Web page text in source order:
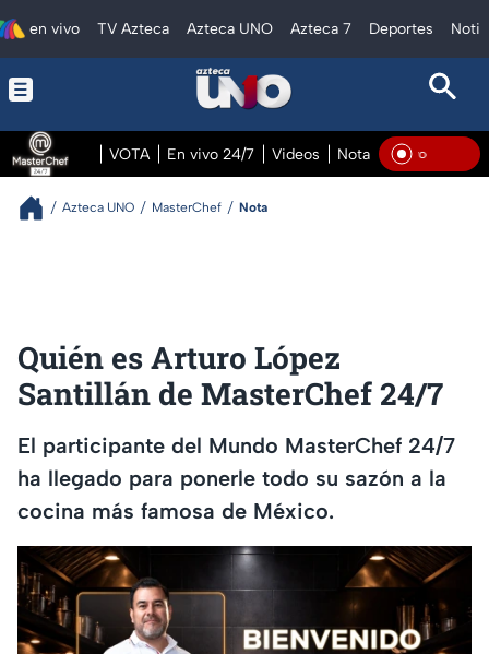
en vivo TV Azteca Azteca UNO Azteca 7 Deportes
VOTA En vivo 24/7 Videos Notas En vivo En
Azteca UNO MasterChef Nota
Quién es Arturo López
Santillán de MasterChef 24/7
El participante del Mundo MasterChef 24/7
ha llegado para ponerle todo su sazón a la
cocina más famosa de México.